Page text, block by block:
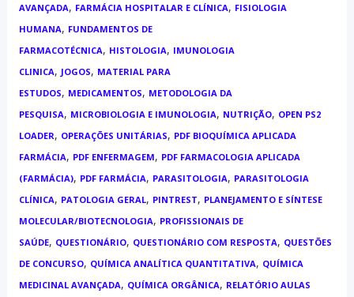
AVANÇADA, FARMÁCIA HOSPITALAR E CLÍNICA, FISIOLOGIA
HUMANA, FUNDAMENTOS DE
FARMACOTÉCNICA, HISTOLOGIA, IMUNOLOGIA
CLINICA, JOGOS, MATERIAL PARA
ESTUDOS, MEDICAMENTOS, METODOLOGIA DA
PESQUISA, MICROBIOLOGIA E IMUNOLOGIA, NUTRIÇÃO, OPEN PS2
LOADER, OPERAÇÕES UNITÁRIAS, PDF BIOQUÍMICA APLICADA
FARMÁCIA, PDF ENFERMAGEM, PDF FARMACOLOGIA APLICADA
(FARMÁCIA), PDF FARMÁCIA, PARASITOLOGIA, PARASITOLOGIA
CLÍNICA, PATOLOGIA GERAL, PINTREST, PLANEJAMENTO E SÍNTESE
MOLECULAR/BIOTECNOLOGIA, PROFISSIONAIS DE
SAÚDE, QUESTIONÁRIO, QUESTIONÁRIO COM RESPOSTA, QUESTÕES
DE CONCURSO, QUÍMICA ANALÍTICA QUANTITATIVA, QUÍMICA
MEDICINAL AVANÇADA, QUÍMICA ORGÂNICA, RELATÓRIO AULAS